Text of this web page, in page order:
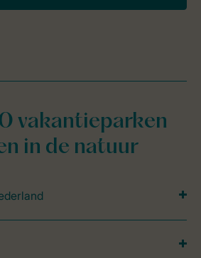
vakantieparken
in de natuur